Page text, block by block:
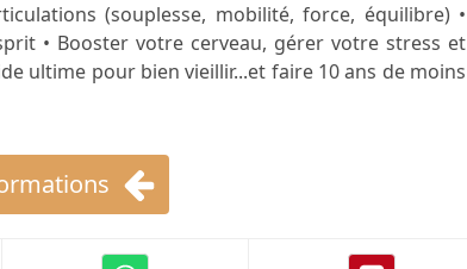
(souplesse, mobilité, force, équilibre) •
• Booster votre cerveau, gérer votre stress et
ultime pour bien vieillir...et faire 10 ans de moins